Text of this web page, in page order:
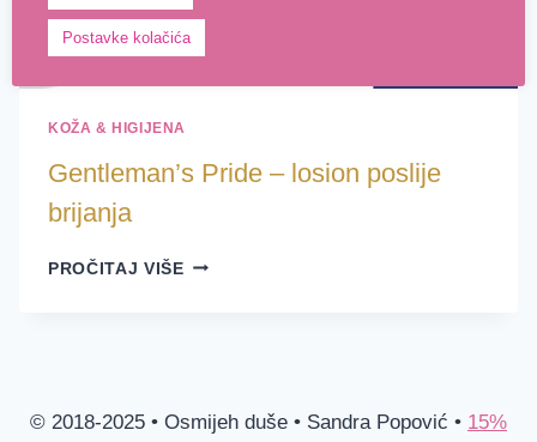
KOŽA & HIGIJENA
Gentleman’s Pride – losion poslije
brijanja
PROČITAJ VIŠEGENTLEMAN’S
© 2018-2025 • Osmijeh duše • Sandra Popović • 15%
Postavke kolačića